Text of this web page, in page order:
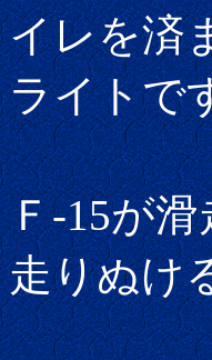
イレを済
ライトで
久しぶ
Ｆ-15が
走りぬけ
後、